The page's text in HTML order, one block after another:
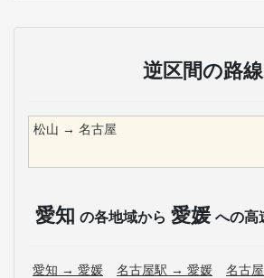
逆区間の路線
松山 → 名古屋
愛知 の各地域から 愛媛 への高
愛知 → 愛媛 名古屋駅 → 愛媛 名古屋